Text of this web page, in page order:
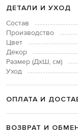
ДЕТАЛИ И УХОД
Состав
Производство
Цвет
Декор
Размер (ДхШ, см)
Уход
ОПЛАТА И
ВОЗВРАТ И